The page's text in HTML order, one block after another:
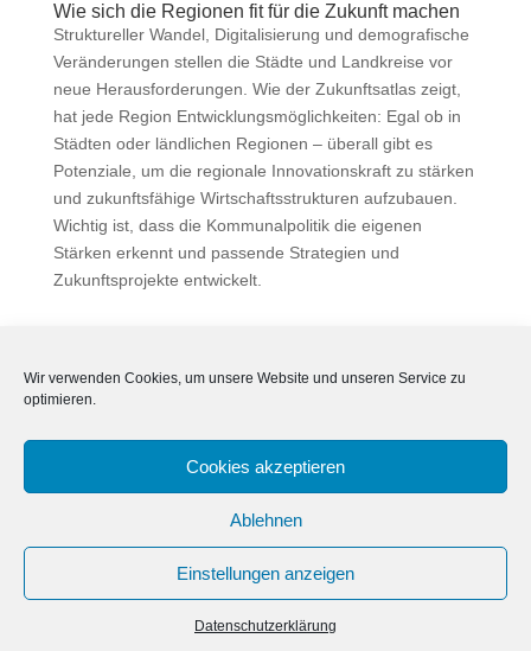
Wir verwenden Cookies, um unsere Website und unseren Service zu
optimieren.
Cookies akzeptieren
Ablehnen
Einstellungen anzeigen
Datenschutzerklärung
Wie sich die Regionen fit für die Zukunft machen
Struktureller Wandel, Digitalisierung und demografische
Veränderungen stellen die Städte und Landkreise vor
neue Herausforderungen. Wie der Zukunftsatlas zeigt,
hat jede Region Entwicklungsmöglichkeiten: Egal ob in
Städten oder ländlichen Regionen – überall gibt es
Potenziale, um die regionale Innovationskraft zu stärken
und zukunftsfähige Wirtschaftsstrukturen aufzubauen.
Wichtig ist, dass die Kommunalpolitik die eigenen
Stärken erkennt und passende Strategien und
Zukunftsprojekte entwickelt.
https://www.prognos.com/de/meldung/der-zukunftsatlas-
Cookie-Richtlinie (EU)
Copyright Wirtschaft im Osten 2026